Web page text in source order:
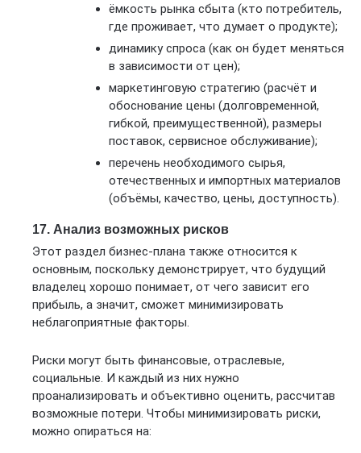
ёмкость рынка сбыта (кто потребитель,
где проживает, что думает о продукте);
динамику спроса (как он будет меняться
в зависимости от цен);
маркетинговую стратегию (расчёт и
обоснование цены (долговременной,
гибкой, преимущественной), размеры
поставок, сервисное обслуживание);
перечень необходимого сырья,
отечественных и импортных материалов
(объёмы, качество, цены, доступность).
17. Анализ возможных рисков
Этот раздел бизнес-плана также относится к
основным, поскольку демонстрирует, что будущий
владелец хорошо понимает, от чего зависит его
прибыль, а значит, сможет минимизировать
неблагоприятные факторы.
Риски могут быть финансовые, отраслевые,
социальные. И каждый из них нужно
проанализировать и объективно оценить, рассчитав
возможные потери. Чтобы минимизировать риски,
можно опираться на: